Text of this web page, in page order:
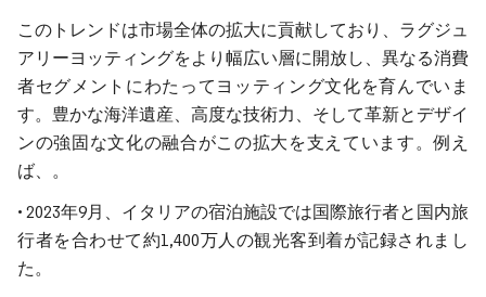
このトレンドは市場全体の拡大に貢献しており、ラグジュ
アリーヨッティングをより幅広い層に開放し、異なる消費
者セグメントにわたってヨッティング文化を育んでいま
す。豊かな海洋遺産、高度な技術力、そして革新とデザイ
ンの強固な文化の融合がこの拡大を支えています。例え
ば、。
• 2023年9月、イタリアの宿泊施設では国際旅行者と国内旅
行者を合わせて約1,400万人の観光客到着が記録されまし
た。